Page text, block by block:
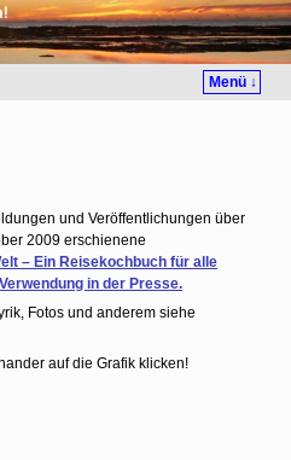
Menü ↓
und Veröffentlichungen über
2009 erschienene
– Ein Reisekochbuch für alle
in der Presse.
Fotos und anderem siehe
auf die Grafik klicken!